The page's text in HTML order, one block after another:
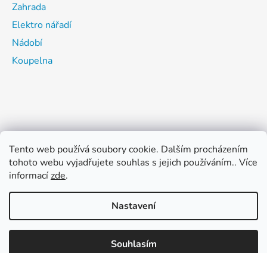
Tento web používá soubory cookie. Dalším procházením
tohoto webu vyjadřujete souhlas s jejich používáním.. Více
informacízde.
Nastavení
Souhlasím
Zahrada
Elektro nářadí
Nádobí
Koupelna
Vytvořil Shoptet
ŽELEZÁŘSTVÍ CHAROUZEK TACHOV